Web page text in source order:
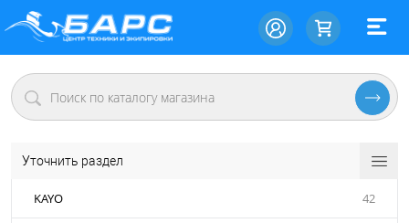
Уточнить раздел
KAYO 42